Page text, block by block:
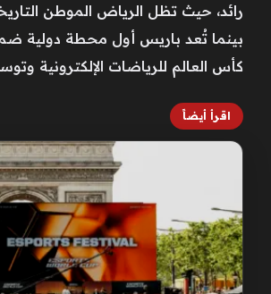
رائد، حيث تظل الرياض الموطن
بينما تُعد باريس أول محطة دولية
كأس العالم للرياضات الإلكترونية
اقرأ أيضاً